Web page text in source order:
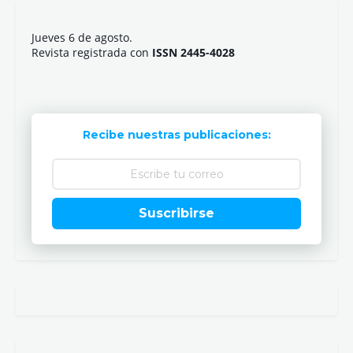
Jueves 6 de agosto.
Revista registrada con ISSN 2445-4028
Recibe nuestras publicaciones:
Suscribirse